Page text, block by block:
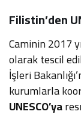
Filistin’den
Caminin 2017
olarak tescil
İşleri
kurumlarla
UNESCO’ya